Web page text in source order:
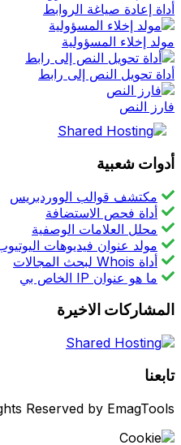
أداة إعادة صياغة الروابط
مولد إخلاء المسؤولية
أداة تحويل النص إلى رابط
فارز النص
أدوات شعبية
مكتشف قوالب الووردبريس
أداة فحص الاستضافة
محلل العلامات الوصفية
مولد عنوان فيديوهات
أداة Whois لبحث المجالات
ما هو عنوان IP الخاص بي
المشاركات الاخيرة
تابعنا
Reserved by EmagTools